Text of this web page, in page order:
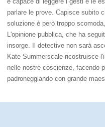
parlare le prove. Capisce subito
soluzione è però troppo
L'opinione pubblica, che ha
insorge. Il detective non sarà
Kate Summerscale ricostruisce
nelle nostre coscienze, facendo
padroneggiando con grande